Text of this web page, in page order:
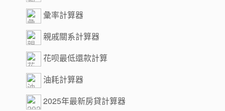
彙率計算器
親戚關系計算器
花呗最低還款計算
油耗計算器
2025年最新房貸計算器